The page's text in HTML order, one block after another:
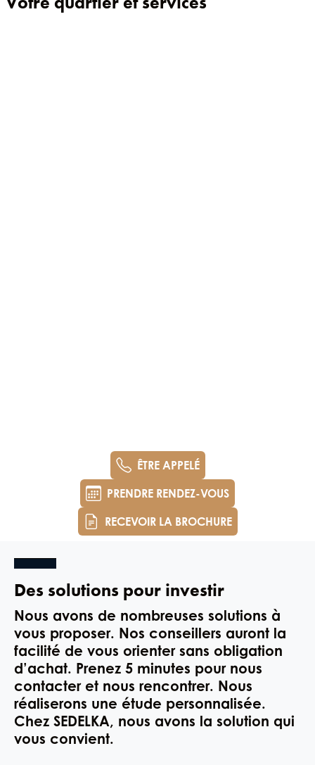
ÊTRE APPELÉ
PRENDRE RENDEZ-VOUS
RECEVOIR LA BROCHURE
Des solutions pour investir
Nous avons de nombreuses solutions à
vous proposer. Nos conseillers auront la
facilité de vous orienter sans obligation
d’achat. Prenez 5 minutes pour nous
contacter et nous rencontrer. Nous
réaliserons une étude personnalisée.
Chez SEDELKA, nous avons la solution qui
vous convient.